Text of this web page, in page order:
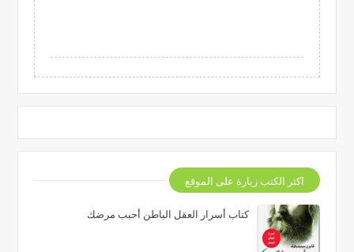
اكثر الكتب زيارة على الموقع
كتاب أسرار العقل الباطن أحبب مرضك